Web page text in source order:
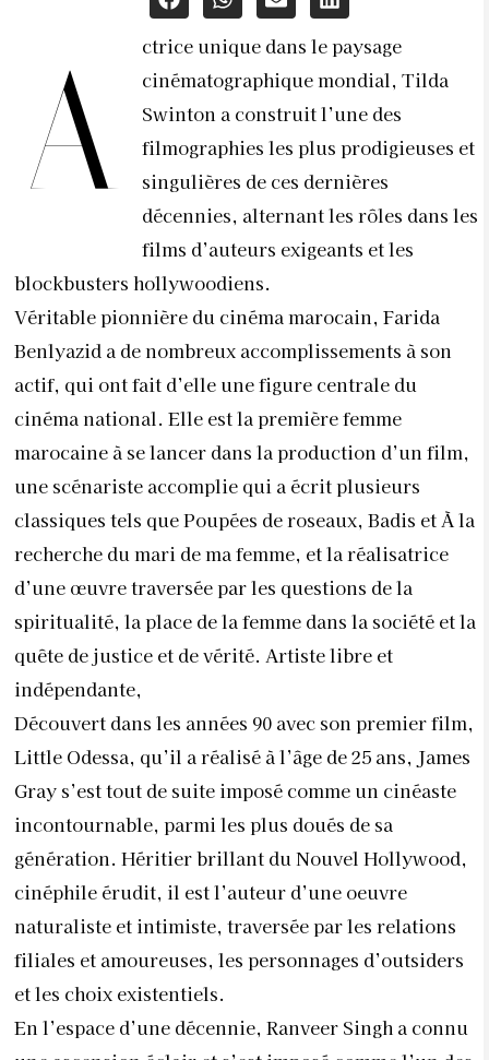
A
ctrice unique dans le paysage
cinématographique mondial, Tilda
Swinton a construit l’une des
filmographies les plus prodigieuses et
singulières de ces dernières
décennies, alternant les rôles dans les
films d’auteurs exigeants et les
blockbusters hollywoodiens.
Véritable pionnière du cinéma marocain, Farida
Benlyazid a de nombreux accomplissements à son
actif, qui ont fait d’elle une figure centrale du
cinéma national. Elle est la première femme
marocaine à se lancer dans la production d’un film,
une scénariste accomplie qui a écrit plusieurs
classiques tels que Poupées de roseaux, Badis et À la
recherche du mari de ma femme, et la réalisatrice
d’une œuvre traversée par les questions de la
spiritualité, la place de la femme dans la société et la
quête de justice et de vérité. Artiste libre et
indépendante,
Découvert dans les années 90 avec son premier film,
Little Odessa, qu’il a réalisé à l’âge de 25 ans, James
Gray s’est tout de suite imposé comme un cinéaste
incontournable, parmi les plus doués de sa
génération. Héritier brillant du Nouvel Hollywood,
cinéphile érudit, il est l’auteur d’une oeuvre
naturaliste et intimiste, traversée par les relations
filiales et amoureuses, les personnages d’outsiders
et les choix existentiels.
En l’espace d’une décennie, Ranveer Singh a connu